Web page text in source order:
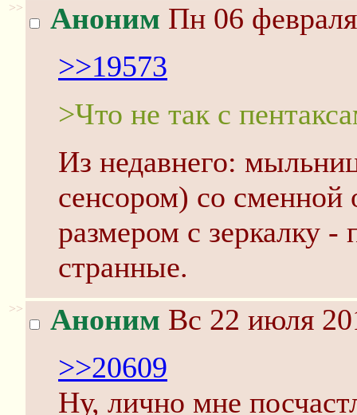
>> Аноним Пн 06
>>19573
>Что не так с
Из недавнего:
сенсором) со сменной
размером с зеркалку -
странные.
>> Аноним Вс 22 июля
>>20609
Ну, лично мне